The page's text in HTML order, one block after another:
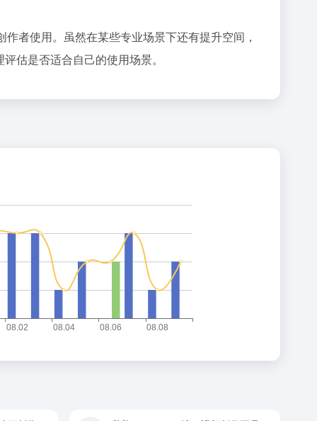
者使用。虽然在某些专业场景下还有提升空间，
估是否适合自己的使用场景。